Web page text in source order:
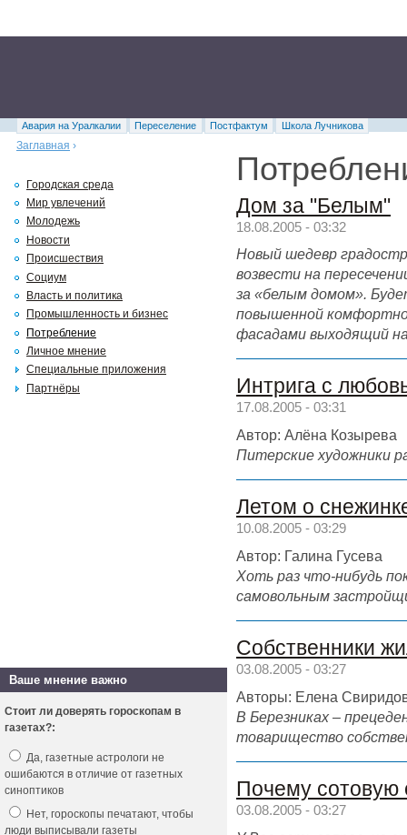
Авария на Уралкалии Переселение Постфактум
Школа Лучникова
Заглавная ›
Дом за "Белым"
18.08.2005 - 03:32
Новый шедевр
возвести на
за «белым домом».
повышенной
фасадами выходящий
Интрига с
17.08.2005 - 03:31
Автор: Алёна Козырева
Питерские художники
Летом о
10.08.2005 - 03:29
Автор: Галина Гусева
Хоть раз что-нибудь
самовольным
Собственники
03.08.2005 - 03:27
Авторы: Елена
В Березниках –
товарищество
Почему сотовую
03.08.2005 - 03:27
Городская среда
Мир увлечений
Молодежь
Новости
Происшествия
Социум
Власть и политика
Промышленность и бизнес
Потребление
Личное мнение
Специальные приложения
Партнёры
Ваше мнение важно
Стоит ли доверять гороскопам в
газетах?:
Да, газетные астрологи не
ошибаются в отличие от газетных
синоптиков
Нет, гороскопы печатают, чтобы
люди выписывали газеты